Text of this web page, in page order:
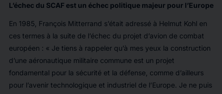
L’échec du SCAF est un échec politique majeur pour l’Europe
En 1985, François Mitterrand s’était adressé à Helmut Kohl en
ces termes à la suite de l’échec du projet d’avion de combat
européen : « Je tiens à rappeler qu’à mes yeux la construction
d’une aéronautique militaire commune est un projet
fondamental pour la sécurité et la défense, comme d’ailleurs
pour l’avenir technologique et industriel de l’Europe. Je ne puis